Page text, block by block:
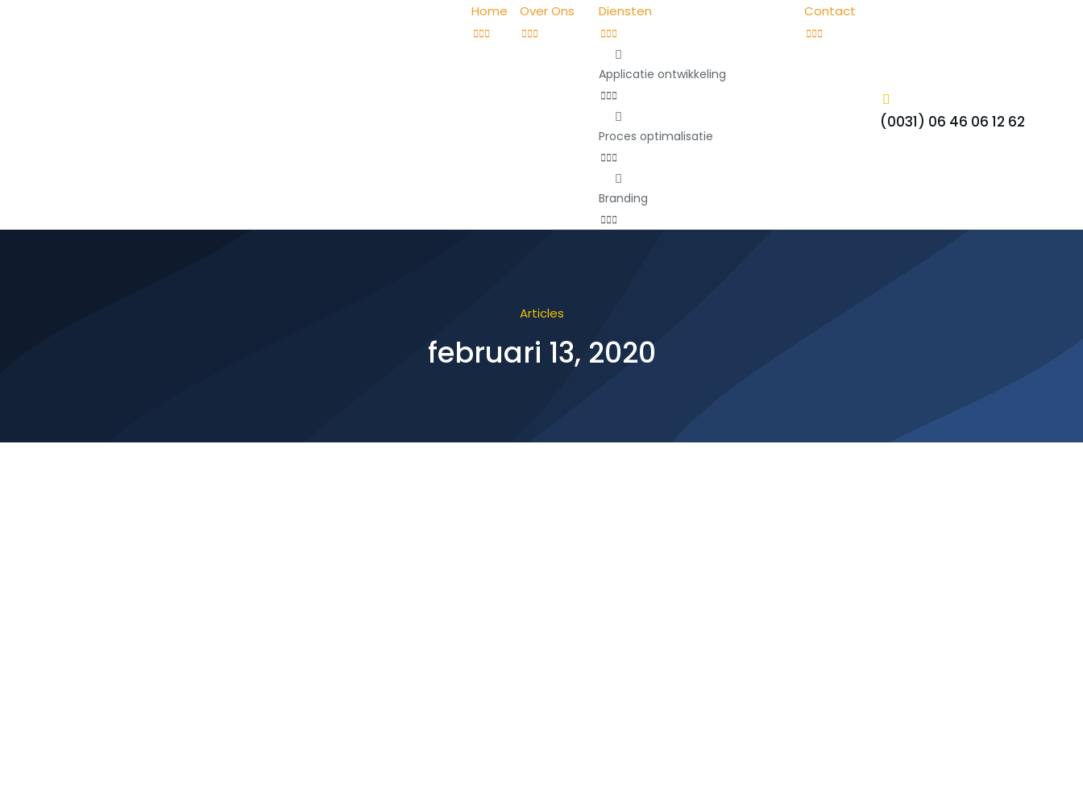
Home Over Ons Diensten
Applicatie ontwikkeling
Proces optimalisatie
Branding
Contact
(0031) 06 46 06 12 62
Articles
februari 13, 2020